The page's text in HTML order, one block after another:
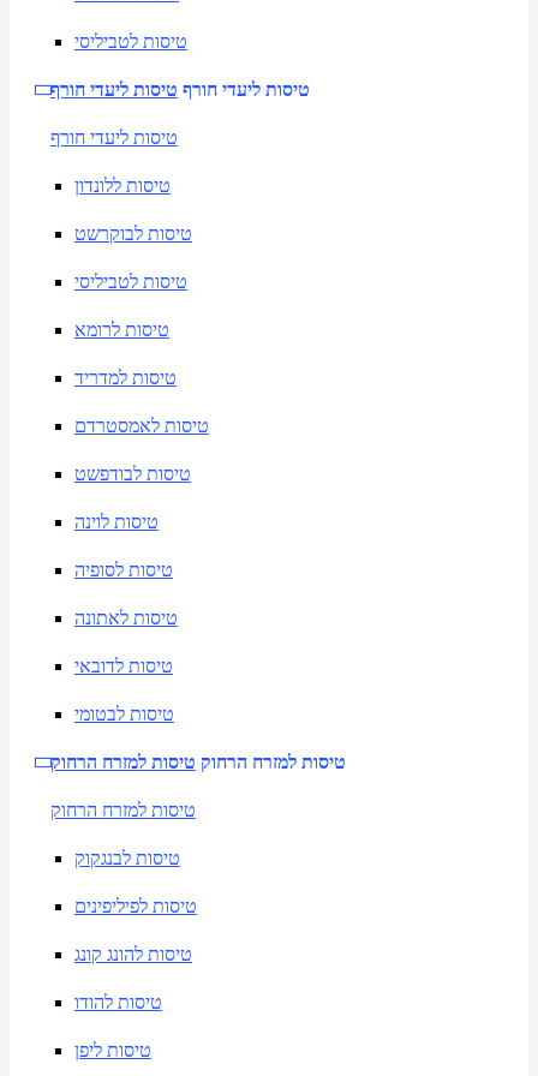
טיסות לטביליסי
טיסות ליעדי חורף טיסות ליעדי חורף
טיסות ליעדי חורף
טיסות ללונדון
טיסות לבוקרשט
טיסות לטביליסי
טיסות לרומא
טיסות למדריד
טיסות לאמסטרדם
טיסות לבודפשט
טיסות לוינה
טיסות לסופיה
טיסות לאתונה
טיסות לדובאי
טיסות לבטומי
טיסות למזרח הרחוק טיסות למזרח הרחוק
טיסות למזרח הרחוק
טיסות לבנגקוק
טיסות לפיליפינים
טיסות להונג קונג
טיסות להודו
טיסות ליפן